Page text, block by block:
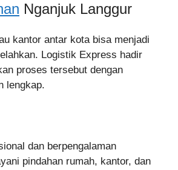
Nganjuk Langgur
kantor antar kota bisa menjadi
Logistik Express hadir
proses tersebut dengan
lengkap.
dan berpengalaman
pindahan rumah, kantor, dan